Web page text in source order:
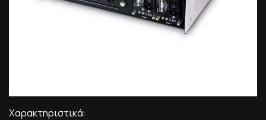
Χαρακτηριστικά: